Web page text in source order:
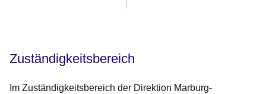
Zuständigkeitsbereich
Im Zuständigkeitsbereich der Direktion Marburg-